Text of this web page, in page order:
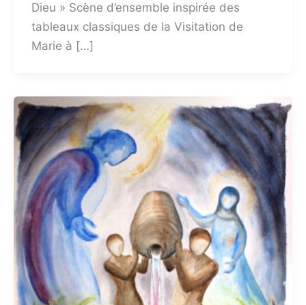
Dieu » Scène d’ensemble inspirée des
tableaux classiques de la Visitation de
Marie à […]